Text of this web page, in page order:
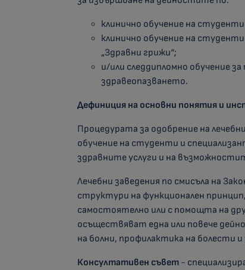
клинично обучение на
клинично обучение на
„Здравни грижи“;
и/или следдипломно обучение
здравеопазването.
Дефиниция на основни понятия и
Процедурата за одобрение на
обучение на студенти и
здравните услуги и на
Лечебни заведения по смисъла на
структури на функционален
самостоятелно или с помощта на
осъществяват една или повече
на болни, профилактика на болести
Консултативен съвет -